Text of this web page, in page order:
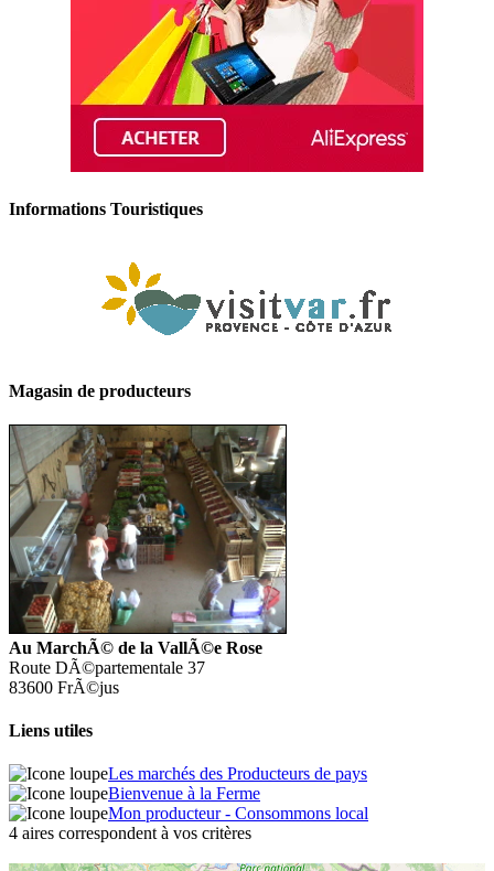
Informations Touristiques
Magasin de producteurs
Au MarchÃ© de la VallÃ©e Rose
Route DÃ©partementale 37
83600 FrÃ©jus
Liens utiles
Les marchés des Producteurs de pays
Bienvenue à la Ferme
Mon producteur - Consommons local
4 aires correspondent à vos critères